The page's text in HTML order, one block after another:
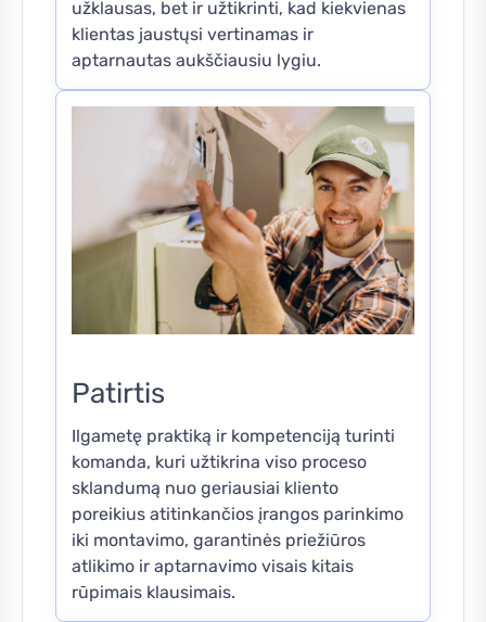
užklausas, bet ir užtikrinti, kad kiekvienas
klientas jaustųsi vertinamas ir
aptarnautas aukščiausiu lygiu.
Patirtis
Ilgametę praktiką ir kompetenciją turinti
komanda, kuri užtikrina viso proceso
sklandumą nuo geriausiai kliento
poreikius atitinkančios įrangos parinkimo
iki montavimo, garantinės priežiūros
atlikimo ir aptarnavimo visais kitais
rūpimais klausimais.